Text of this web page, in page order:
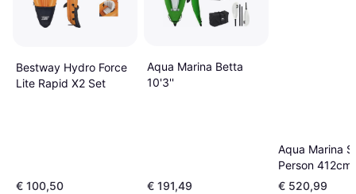
Bestway Hydro Force
Lite Rapid X2 Set
€ 100,50
Aqua Marina Betta
10'3''
€ 191,49
Aqua Marina
Person 412cm
€ 520,99